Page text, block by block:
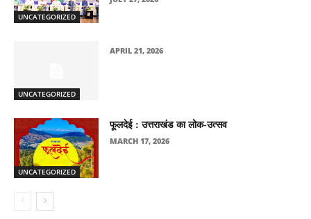
UNCATEGORIZED
UNCATEGORIZED
APRIL 21, 2026
UNCATEGORIZED
फूलदेई : उत्तराखंड का लोक-उत्सव
MARCH 17, 2026